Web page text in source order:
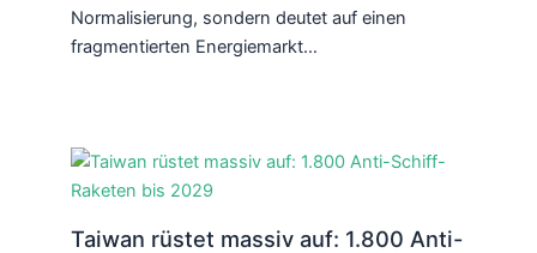
Normalisierung, sondern deutet auf einen
fragmentierten Energiemarkt…
Taiwan rüstet massiv auf: 1.800 Anti-